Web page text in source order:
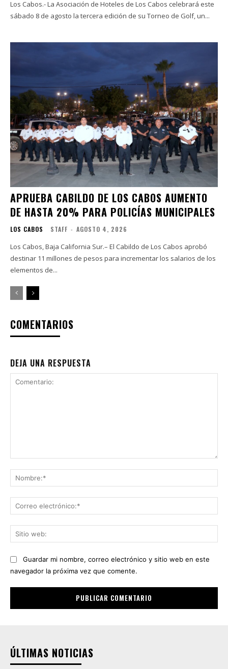
Los Cabos.- La Asociación de Hoteles de Los Cabos celebrará este
sábado 8 de agosto la tercera edición de su Torneo de Golf, un...
APRUEBA CABILDO DE LOS CABOS AUMENTO
DE HASTA 20% PARA POLICÍAS MUNICIPALES
LOS CABOS STAFF - AGOSTO 4, 2026
Los Cabos, Baja California Sur.– El Cabildo de Los Cabos aprobó
destinar 11 millones de pesos para incrementar los salarios de los
elementos de...
COMENTARIOS
DEJA UNA RESPUESTA
Guardar mi nombre, correo electrónico y sitio web en este
navegador la próxima vez que comente.
ÚLTIMAS NOTICIAS